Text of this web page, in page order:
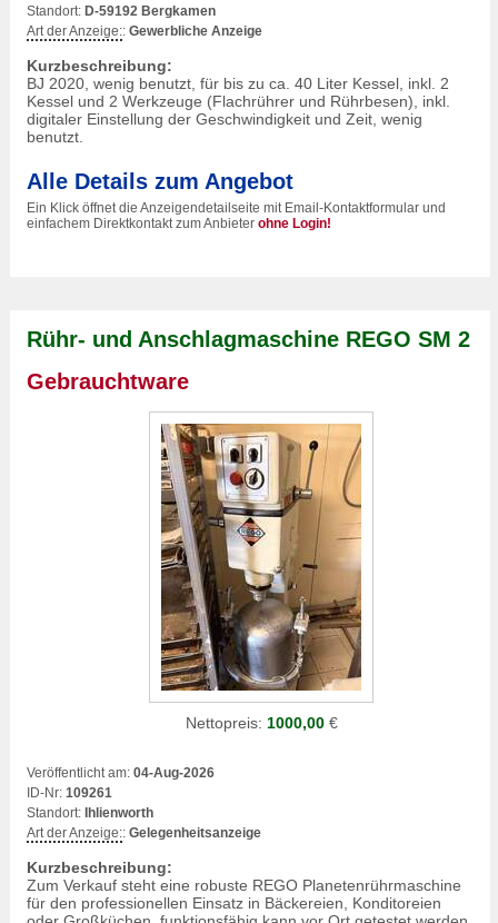
Standort: D-59192 Bergkamen
Art der Anzeige:: Gewerbliche Anzeige
Kurzbeschreibung:
BJ 2020, wenig benutzt, für bis zu ca. 40 Liter Kessel, inkl. 2
Kessel und 2 Werkzeuge (Flachrührer und Rührbesen), inkl.
digitaler Einstellung der Geschwindigkeit und Zeit, wenig
benutzt.
Alle Details zum Angebot
Ein Klick öffnet die Anzeigendetailseite mit Email-Kontaktformular und
einfachem Direktkontakt zum Anbieter ohne Login!
Rühr- und Anschlagmaschine REGO SM 2
Gebrauchtware
Nettopreis: 1000,00€
Veröffentlicht am: 04-Aug-2026
ID-Nr: 109261
Standort: Ihlienworth
Art der Anzeige:: Gelegenheitsanzeige
Kurzbeschreibung:
Zum Verkauf steht eine robuste REGO Planetenrührmaschine
für den professionellen Einsatz in Bäckereien, Konditoreien